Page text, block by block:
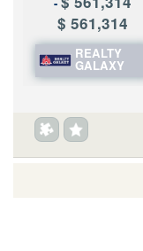
561,314 $
REALTY
GALAXY